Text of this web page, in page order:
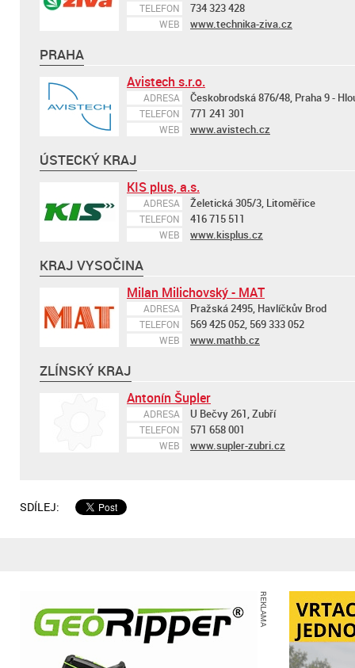
TELEFON 734 323 428
WEB www.technika-ziva.cz
PRAHA
Avistech s.r.o.
ADRESA Českobrodská 876/48, Praha 9 -
TELEFON 771 241 301
WEB www.avistech.cz
ÚSTECKÝ KRAJ
KIS plus, a.s.
ADRESA Želetická 305/3, Litoměřice
TELEFON 416 715 511
WEB www.kisplus.cz
KRAJ VYSOČINA
Milan Milichovský - MAT
ADRESA Pražská 2495, Havlíčkův Brod
TELEFON 569 425 052, 569 333 052
WEB www.mathb.cz
ZLÍNSKÝ KRAJ
Antonín Šupler
ADRESA U Bečvy 261, Zubří
TELEFON 571 658 001
WEB www.supler-zubri.cz
SDÍLEJ:
REKLAMA